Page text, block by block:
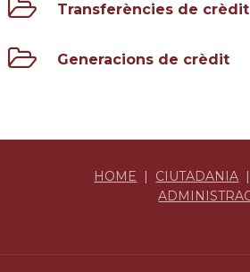
Transferències de crèdit
Generacions de crèdit
HOME | CIUTADANIA